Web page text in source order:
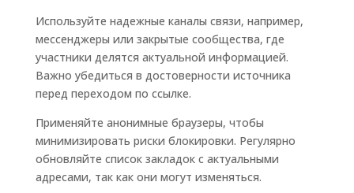
Используйте надежные каналы связи, например,
мессенджеры или закрытые сообщества, где
участники делятся актуальной информацией.
Важно убедиться в достоверности источника
перед переходом по ссылке.
Применяйте анонимные браузеры, чтобы
минимизировать риски блокировки. Регулярно
обновляйте список закладок с актуальными
адресами, так как они могут изменяться.